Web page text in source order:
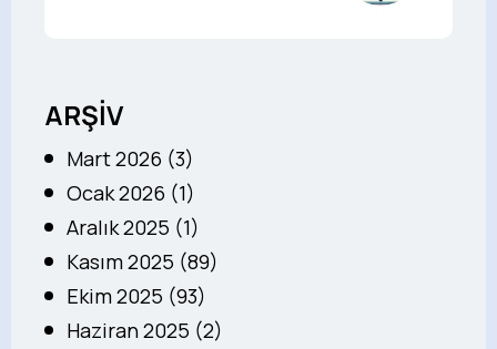
ARŞİV
Mart 2026 (3)
Ocak 2026 (1)
Aralık 2025 (1)
Kasım 2025 (89)
Ekim 2025 (93)
Haziran 2025 (2)